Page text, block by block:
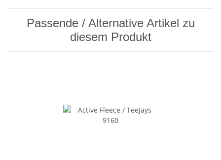
Passende / Alternative Artikel zu
diesem Produkt